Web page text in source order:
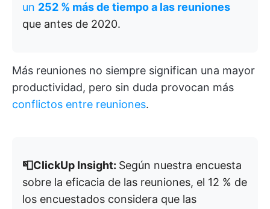
un 252 % más de tiempo a las reuniones
que antes de 2020.
Más reuniones no siempre significan una mayor
productividad, pero sin duda provocan más
conflictos entre reuniones.
📮ClickUp Insight: Según nuestra encuesta
sobre la eficacia de las reuniones, el 12 % de
los encuestados considera que las